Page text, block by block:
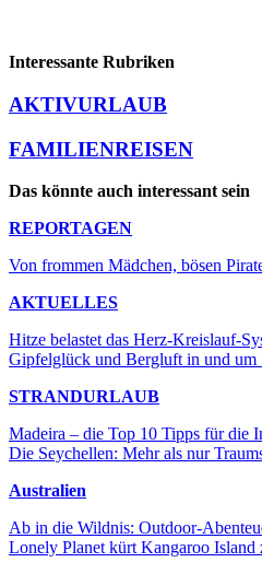
Interessante Rubriken
AKTIVURLAUB
FAMILIENREISEN
Das könnte auch interessant sein
REPORTAGEN
Von frommen Mädchen, bösen
AKTUELLES
Hitze belastet das Herz-Kreislauf-
Gipfelglück und Bergluft in und um
STRANDURLAUB
Madeira – die Top 10 Tipps für die
Die Seychellen: Mehr als nur
Australien
Ab in die Wildnis: Outdoor-
Lonely Planet kürt Kangaroo Island